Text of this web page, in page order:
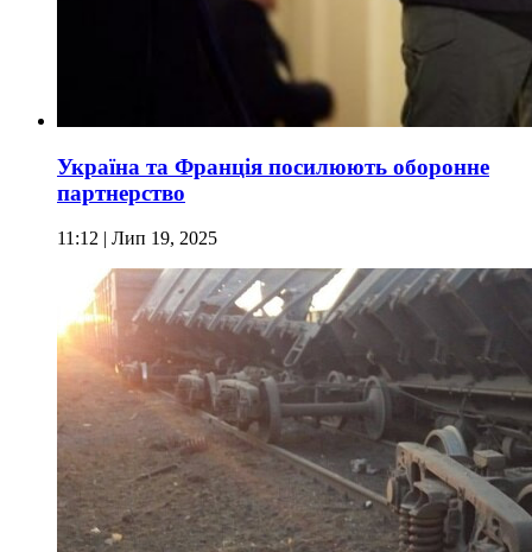
Україна та Франція посилюють оборонне
партнерство
11:12 | Лип 19, 2025